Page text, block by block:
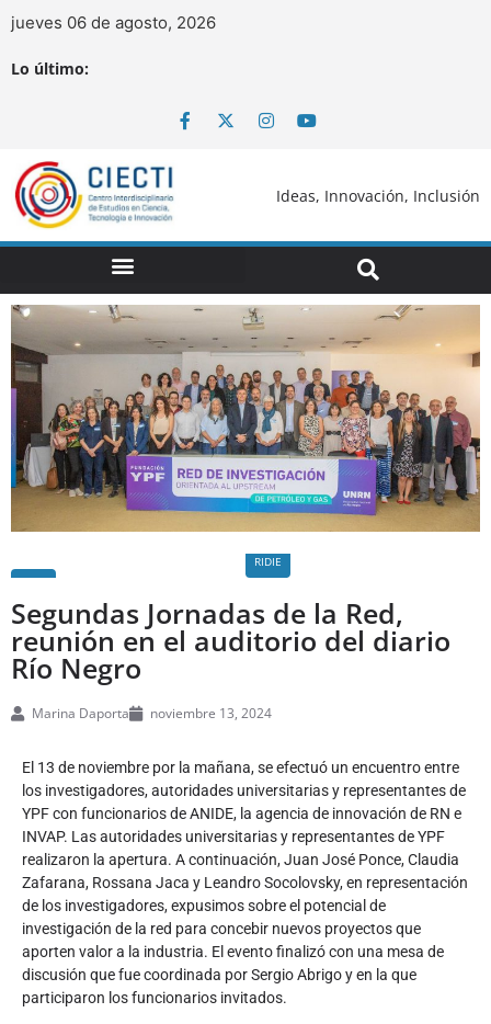
jueves 06 de agosto, 2026
Lo último:
Ideas, Innovación, Inclusión
RIDIE
Segundas Jornadas de la Red,
reunión en el auditorio del diario
Río Negro
Marina Daporta noviembre 13, 2024
El 13 de noviembre por la mañana, se efectuó un encuentro entre
los investigadores, autoridades universitarias y representantes de
YPF con funcionarios de ANIDE, la agencia de innovación de RN e
INVAP. Las autoridades universitarias y representantes de YPF
realizaron la apertura. A continuación, Juan José Ponce, Claudia
Zafarana, Rossana Jaca y Leandro Socolovsky, en representación
de los investigadores, expusimos sobre el potencial de
investigación de la red para concebir nuevos proyectos que
aporten valor a la industria. El evento finalizó con una mesa de
discusión que fue coordinada por Sergio Abrigo y en la que
participaron los funcionarios invitados.